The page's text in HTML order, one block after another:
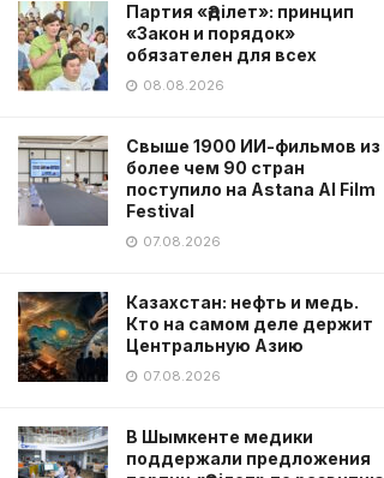
Партия «Әділет»: принцип
«Закон и порядок»
обязателен для всех
08.08.2026
Свыше 1900 ИИ-фильмов из
более чем 90 стран
поступило на Astana AI Film
Festival
07.08.2026
Казахстан: нефть и медь.
Кто на самом деле держит
Центральную Азию
07.08.2026
В Шымкенте медики
поддержали предложения